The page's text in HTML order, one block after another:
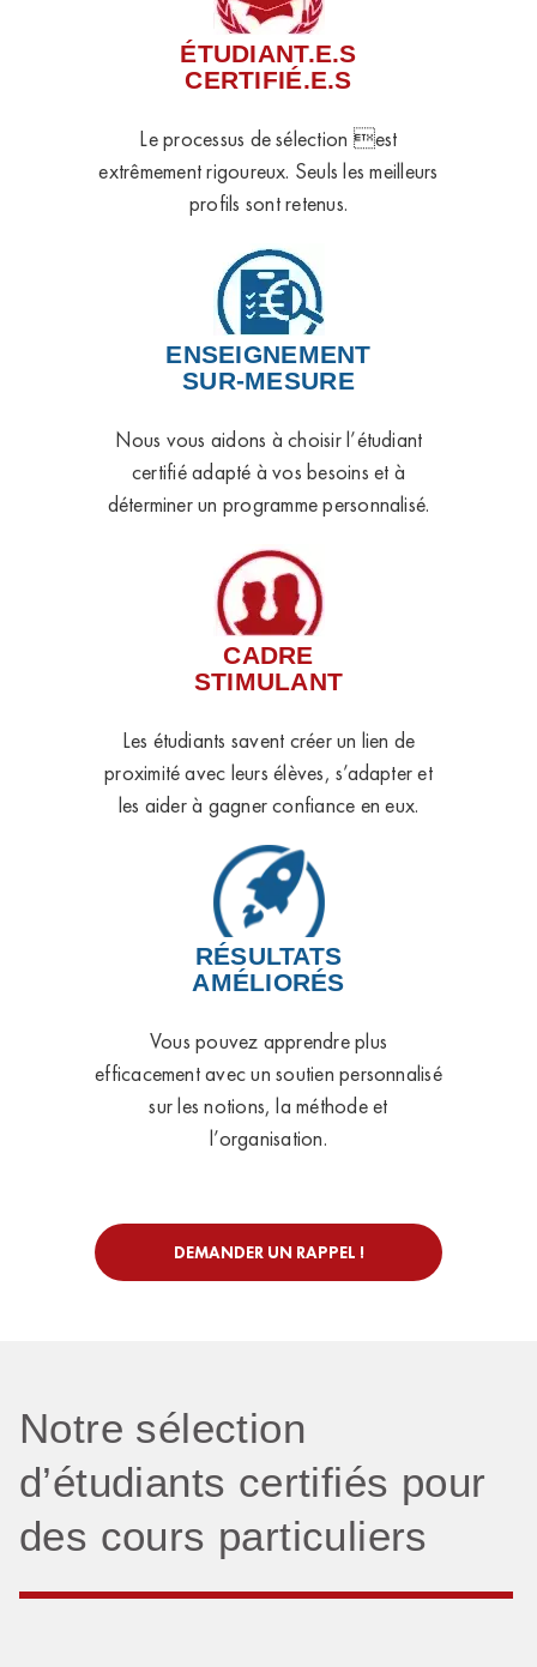
ÉTUDIANT.E.S
CERTIFIÉ.E.S
Le processus de sélection est
extrêmement rigoureux. Seuls les meilleurs
profils sont retenus.
ENSEIGNEMENT
SUR-MESURE
Nous vous aidons à choisir l’étudiant
certifié adapté à vos besoins et à
déterminer un programme personnalisé.
CADRE
STIMULANT
Les étudiants savent créer un lien de
proximité avec leurs élèves, s’adapter et
les aider à gagner confiance en eux.
RÉSULTATS
AMÉLIORÉS
Vous pouvez apprendre plus
efficacement avec un soutien personnalisé
sur les notions, la méthode et
l’organisation.
DEMANDER UN RAPPEL !
Notre sélection
d’étudiants certifiés pour
des cours particuliers